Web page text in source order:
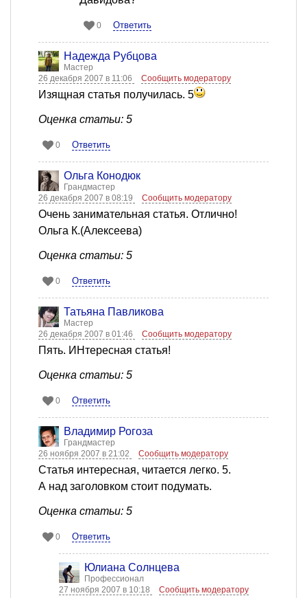
0 Ответить
Надежда Рубцова
Мастер
26 декабря 2007 в 11:06
Сообщить модератору
Изящная статья получилась. 5
Оценка статьи: 5
0 Ответить
Ольга Конодюк
Грандмастер
26 декабря 2007 в 08:19
Сообщить модератору
Очень занимательная статья. Отлично!
Ольга К.(Алексеева)
Оценка статьи: 5
0 Ответить
Татьяна Павликова
Мастер
26 декабря 2007 в 01:46
Сообщить модератору
Пять. ИНтересная статья!
Оценка статьи: 5
0 Ответить
Владимир Рогоза
Грандмастер
26 ноября 2007 в 21:02
Сообщить модератору
Статья интересная, читается легко. 5.
А над заголовком стоит подумать.
Оценка статьи: 5
0 Ответить
Юлиана Солнцева
Профессионал
27 ноября 2007 в 10:18
Сообщить модератору